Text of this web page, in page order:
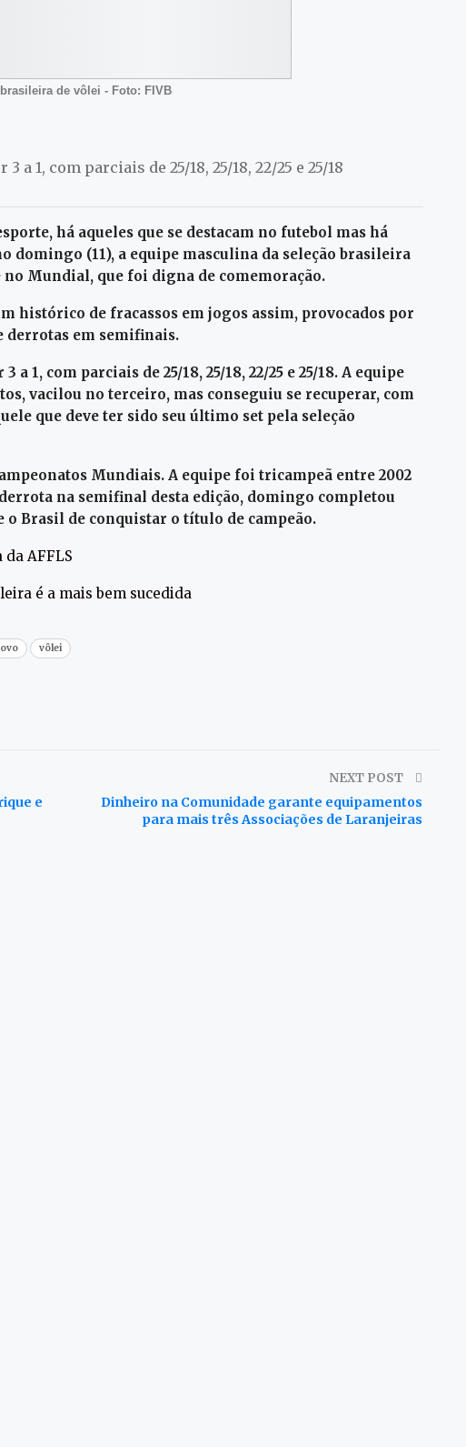
de vôlei - Foto: FIVB
1, com parciais de 25/18, 25/18, 22/25 e 25/18
, há aqueles que se destacam no futebol mas há
domingo (11), a equipe masculina da seleção brasileira
no Mundial, que foi digna de comemoração.
histórico de fracassos em jogos assim, provocados por
derrotas em semifinais.
1, com parciais de 25/18, 25/18, 22/25 e 25/18. A equipe
vacilou no terceiro, mas conseguiu se recuperar, com
que deve ter sido seu último set pela seleção
Mundiais. A equipe foi tricampeã entre 2002
derrota na semifinal desta edição, domingo completou
o Brasil de conquistar o título de campeão.
AFFLS
é a mais bem sucedida
vôlei
e
NEXT POST
Dinheiro na Comunidade garante equipamentos
para mais três Associações de Laranjeiras